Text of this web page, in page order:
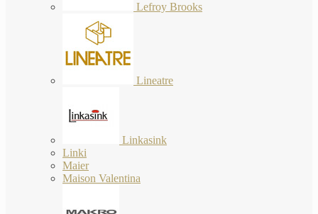
Lefroy Brooks
Lineatre
Linkasink
Linki
Maier
Maison Valentina